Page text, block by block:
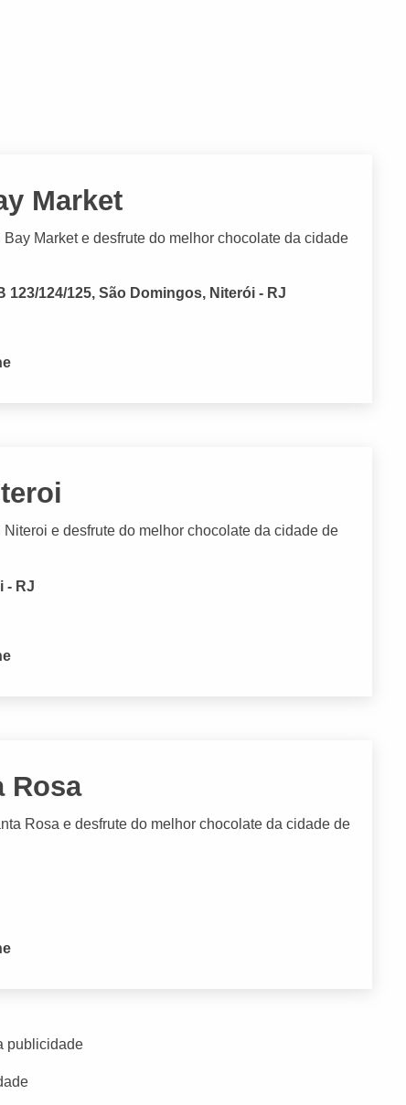
Market
Market e desfrute do melhor chocolate da cidade
124/125, São Domingos, Niterói - RJ
e desfrute do melhor chocolate da cidade de
- RJ
Rosa
Rosa e desfrute do melhor chocolate da cidade de
publicidade